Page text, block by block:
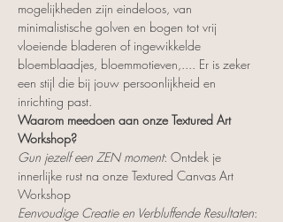
mogelijkheden zijn eindeloos, van
minimalistische golven en bogen tot vrij
vloeiende bladeren of ingewikkelde
bloemblaadjes, bloemmotieven,.... Er is zeker
een stijl die bij jouw persoonlijkheid en
inrichting past.
Waarom meedoen aan onze Textured Art
Workshop?
Gun jezelf een ZEN moment: Ontdek je
innerlijke rust na onze Textured Canvas Art
Workshop
Eenvoudige Creatie en Verbluffende Resultaten: